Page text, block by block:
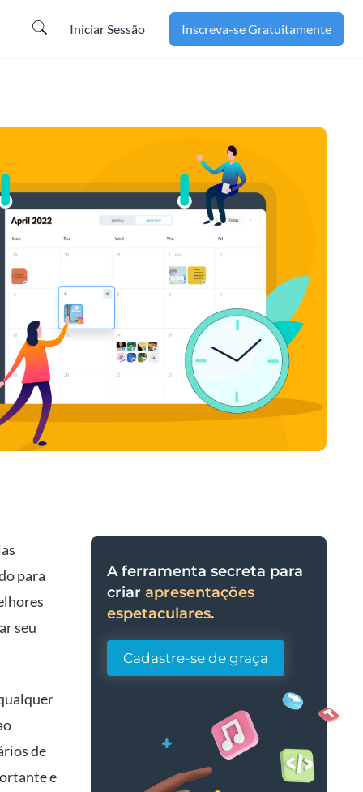
Iniciar Sessão Inscreva-se Gratuitamente
para
seu
de
e
A ferramenta secreta para
criar apresentações
espetaculares.
Cadastre-se de graça